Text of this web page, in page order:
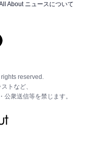
About ニュースについて
reserved.
トなど、
衆送信等を禁じます。